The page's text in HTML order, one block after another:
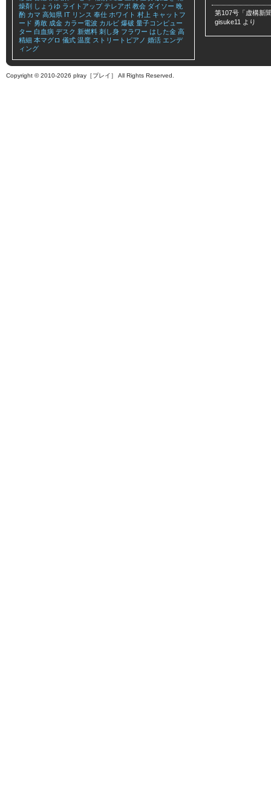
燥剤 しょうゆ ライトアップ テレアポ 教会 ダイソー 晩
酌 カマ 高知県 IT リンス 奉仕 ホワイト 村上 キャットフ
ード 勇敢 成金 カラー電波 カルビ 爆破 量子コンピュー
ター 白血病 デスク 新燃料 刺し身 フラワー はした金 高
精細 本マグロ 儀式 温度 ストリートピアノ 婚活 エンデ
ィング
第107号「虚構新
gisuke11 より
Copyright © 2010-2026 plray［プレイ］ All Rights Reserved.